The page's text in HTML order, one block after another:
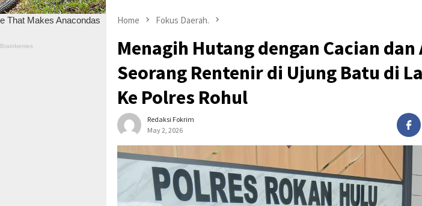
Home Fokus Daerah.
Menagih Hutang dengan Cacian dan
Seorang Rentenir di Ujung Batu di
Ke Polres Rohul
Redaksi Fokrim
May 2, 2026